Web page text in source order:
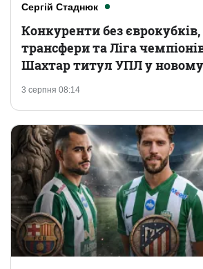
Сергій Стаднюк
3 серпня 08:14
Конкуренти без єврокубків,
трансфери та Ліга
Шахтар титул УПЛ у новому